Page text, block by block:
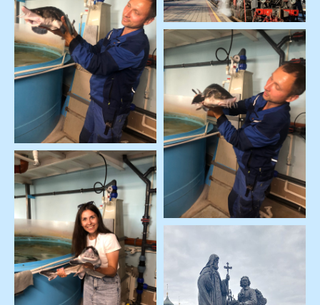
Обратный звонок
Связаться с нами:
+7 (959) 131-79-57
+7 (988) 952-14-03
+7 (988) 516-73-23
+7 (959) 177-36-28
info@viantur.com
Летний отдых
График туров
Туры
Поиск туров